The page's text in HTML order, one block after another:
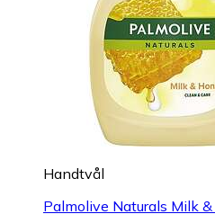
Handtvål
Palmolive Naturals Milk